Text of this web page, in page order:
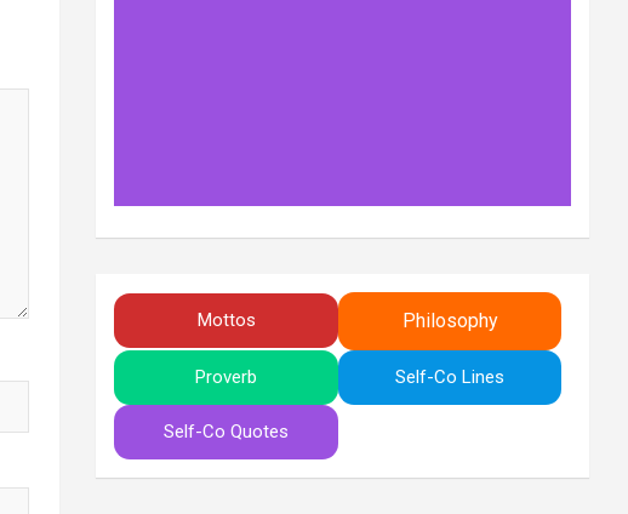
Mottos Philosophy
Proverb Self-Co Lines
Self-Co Quotes